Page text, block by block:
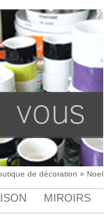
de décoration » Noel
MIROIRS